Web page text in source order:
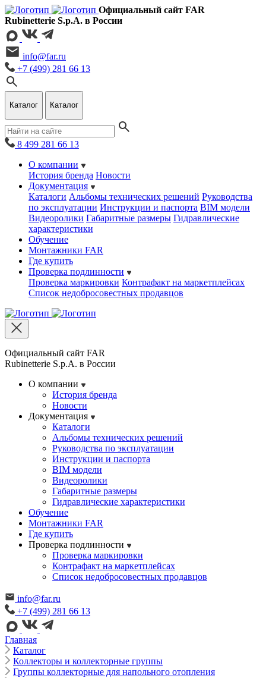
Официальный сайт FAR
Rubinetterie S.p.A. в России
info@far.ru
+7 (499) 281 66 13
Каталог Каталог
8 499 281 66 13
О компании
История бренда Новости
Документация
Каталоги Альбомы технических решений Руководства
по эксплуатации Инструкции и паспорта BIM модели
Видеоролики Габаритные размеры Гидравлические
характеристики
Обучение
Монтажники FAR
Где купить
Проверка подлинности
Проверка маркировки Контрафакт на маркетплейсах
Cписок недобросовестных продавцов
Официальный сайт FAR
Rubinetterie S.p.A. в России
О компании
История бренда
Новости
Документация
Каталоги
Альбомы технических решений
Руководства по эксплуатации
Инструкции и паспорта
BIM модели
Видеоролики
Габаритные размеры
Гидравлические характеристики
Обучение
Монтажники FAR
Где купить
Проверка подлинности
Проверка маркировки
Контрафакт на маркетплейсах
Cписок недобросовестных продавцов
info@far.ru
+7 (499) 281 66 13
Главная
Каталог
Коллекторы и коллекторные группы
Группы коллекторные для напольного отопления